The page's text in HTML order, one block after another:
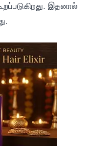
இதனால்